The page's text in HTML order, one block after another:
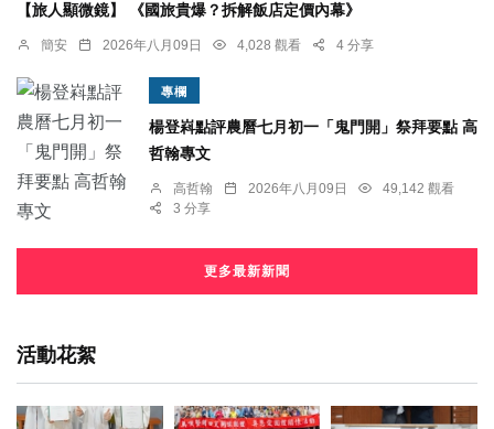
【旅人顯微鏡】 《國旅貴爆？拆解飯店定價內幕》
簡安 2026年八月09日 4,028 觀看 4 分享
專欄
楊登嵙點評農曆七月初一「鬼門開」祭拜要點 高
哲翰專文
高哲翰 2026年八月09日
49,142 觀看
3 分享
更多最新新聞
活動花絮